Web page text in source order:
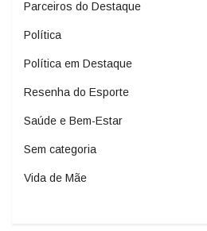
Parceiros do Destaque
Política
Política em Destaque
Resenha do Esporte
Saúde e Bem-Estar
Sem categoria
Vida de Mãe